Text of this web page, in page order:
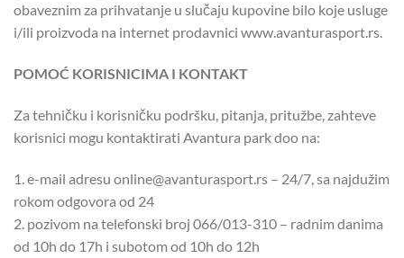
obaveznim za prihvatanje u slučaju kupovine bilo koje usluge
i/ili proizvoda na internet prodavnici www.avanturasport.rs.
POMOĆ KORISNICIMA I KONTAKT
Za tehničku i korisničku podršku, pitanja, pritužbe, zahteve
korisnici mogu kontaktirati Avantura park doo na:
1. e-mail adresu online@avanturasport.rs – 24/7, sa najdužim
rokom odgovora od 24
2. pozivom na telefonski broj 066/013-310 – radnim danima
od 10h do 17h i subotom od 10h do 12h